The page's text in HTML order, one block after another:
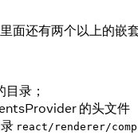
面还有两个以上的嵌
录；
的头文件
react/renderer/